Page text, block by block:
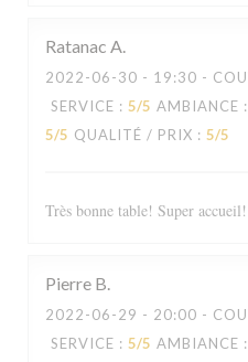
Ratanac A
2022-06-30 - 19:30 -
SERVICE : 5/5 AMBIANCE :
5/5 QUALITÉ / PRIX : 5/5
Très bonne table! Super
Pierre B
2022-06-29 - 20:00 -
SERVICE : 5/5 AMBIANCE :